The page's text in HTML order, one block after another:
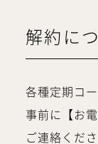
解約に
各種定期コ
事前に【お
ご連絡くださ